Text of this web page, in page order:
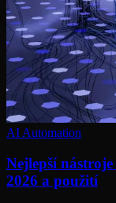
AI Automation
Nejlepší
2026 a použití